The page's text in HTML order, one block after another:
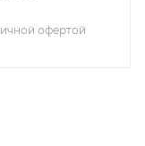
офертой